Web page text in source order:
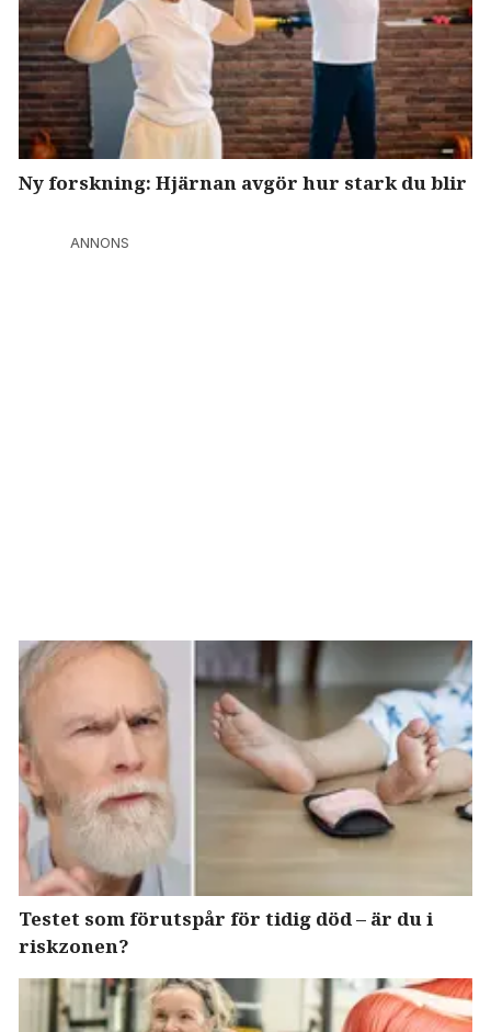
Ny forskning: Hjärnan avgör hur stark du blir
ANNONS
Testet som förutspår för tidig död – är du i
riskzonen?